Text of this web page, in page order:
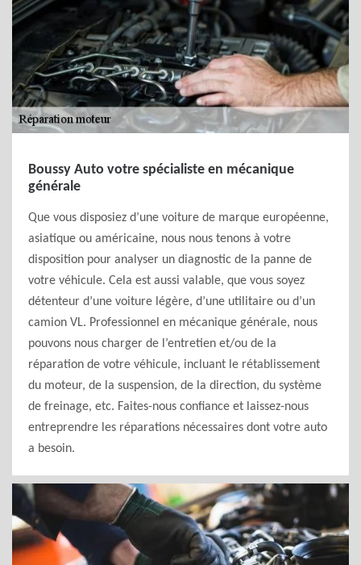
Boussy Auto votre spécialiste en mécanique
générale
Que vous disposiez d’une voiture de marque européenne,
asiatique ou américaine, nous nous tenons à votre
disposition pour analyser un diagnostic de la panne de
votre véhicule. Cela est aussi valable, que vous soyez
détenteur d’une voiture légère, d’une utilitaire ou d’un
camion VL. Professionnel en mécanique générale, nous
pouvons nous charger de l’entretien et/ou de la
réparation de votre véhicule, incluant le rétablissement
du moteur, de la suspension, de la direction, du système
de freinage, etc. Faites-nous confiance et laissez-nous
entreprendre les réparations nécessaires dont votre auto
a besoin.